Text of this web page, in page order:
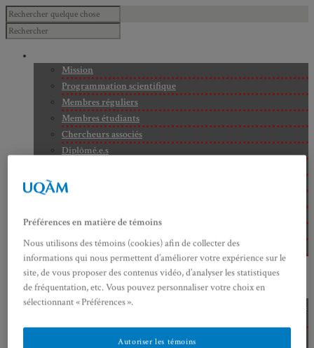
Mission
Programmation scientifique
Membres réguliers
Membres étudiants
Chercheurs associés
Diplômé.e.s
Gouvernance
Bulletin trimestriel du GRHS
Bourses du GRHS
ARCHIVES
PROJETS EN COURS
AXES DE RECHERCHE
Axe 1 : Représentations publiques, communes et privées de la
Axe 2 : Réputation, célébrité et popularité dans l’espace
Préférences en matière de témoins
Nous utilisons des témoins (cookies) afin de collecter des
informations qui nous permettent d’améliorer votre expérience sur le
site, de vous proposer des contenus vidéo, d’analyser les statistiques
de fréquentation, etc. Vous pouvez personnaliser votre choix en
sélectionnant « Préférences ».
Autoriser les témoins